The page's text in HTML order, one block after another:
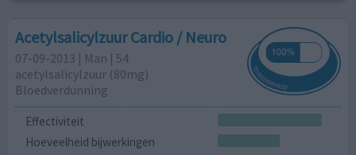
Acetylsalicylzuur Cardio / Neuro
07-09-2013 | Man | 54
acetylsalicylzuur (80mg)
Bloedverdunning
Effectiviteit
Hoeveelheid bijwerkingen